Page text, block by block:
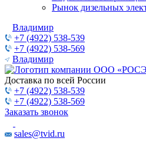
Рынок дизельных
Владимир
+7 (4922) 538-539
+7 (4922) 538-569
Владимир
Доставка по всей России
+7 (4922) 538-539
+7 (4922) 538-569
Заказать звонок
sales@tvid.ru